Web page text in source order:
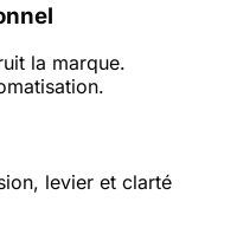
la marque.
levier et clarté